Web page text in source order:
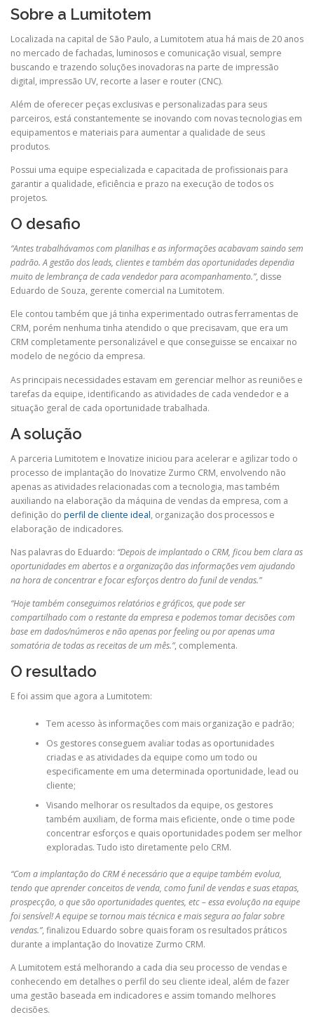
Sobre a Lumitotem
Localizada na capital de São Paulo, a Lumitotem atua há mais de 20 anos
no mercado de fachadas, luminosos e comunicação visual, sempre
buscando e trazendo soluções inovadoras na parte de impressão
digital, impressão UV, recorte a laser e router (CNC).
Além de oferecer peças exclusivas e personalizadas para seus
parceiros, está constantemente se inovando com novas tecnologias em
equipamentos e materiais para aumentar a qualidade de seus
produtos.
Possui uma equipe especializada e capacitada de profissionais para
garantir a qualidade, eficiência e prazo na execução de todos os
projetos.
O desafio
“Antes trabalhávamos com planilhas e as informações acabavam saindo sem
padrão. A gestão dos leads, clientes e também das oportunidades dependia
muito de lembrança de cada vendedor para acompanhamento.”, disse
Eduardo de Souza, gerente comercial na Lumitotem.
Ele contou também que já tinha experimentado outras ferramentas de
CRM, porém nenhuma tinha atendido o que precisavam, que era um
CRM completamente personalizável e que conseguisse se encaixar no
modelo de negócio da empresa.
As principais necessidades estavam em gerenciar melhor as reuniões e
tarefas da equipe, identificando as atividades de cada vendedor e a
situação geral de cada oportunidade trabalhada.
A solução
A parceria Lumitotem e Inovatize iniciou para acelerar e agilizar todo o
processo de implantação do Inovatize Zurmo CRM, envolvendo não
apenas as atividades relacionadas com a tecnologia, mas também
auxiliando na elaboração da máquina de vendas da empresa, com a
definição do perfil de cliente ideal, organização dos processos e
elaboração de indicadores.
Nas palavras do Eduardo: “Depois de implantado o CRM, ficou bem clara as
oportunidades em abertos e a organização das informações vem ajudando
na hora de concentrar e focar esforços dentro do funil de vendas.”
“Hoje também conseguimos relatórios e gráficos, que pode ser
compartilhado com o restante da empresa e podemos tomar decisões com
base em dados/números e não apenas por feeling ou por apenas uma
somatória de todas as receitas de um mês.”, complementa.
O resultado
E foi assim que agora a Lumitotem:
Tem acesso às informações com mais organização e padrão;
Os gestores conseguem avaliar todas as oportunidades
criadas e as atividades da equipe como um todo ou
especificamente em uma determinada oportunidade, lead ou
cliente;
Visando melhorar os resultados da equipe, os gestores
também auxiliam, de forma mais eficiente, onde o time pode
concentrar esforços e quais oportunidades podem ser melhor
exploradas. Tudo isto diretamente pelo CRM.
“Com a implantação do CRM é necessário que a equipe também evolua,
tendo que aprender conceitos de venda, como funil de vendas e suas etapas,
prospecção, o que são oportunidades quentes, etc – essa evolução na equipe
foi sensível! A equipe se tornou mais técnica e mais segura ao falar sobre
vendas.”, finalizou Eduardo sobre quais foram os resultados práticos
durante a implantação do Inovatize Zurmo CRM.
A Lumitotem está melhorando a cada dia seu processo de vendas e
conhecendo em detalhes o perfil do seu cliente ideal, além de fazer
uma gestão baseada em indicadores e assim tomando melhores
decisões.